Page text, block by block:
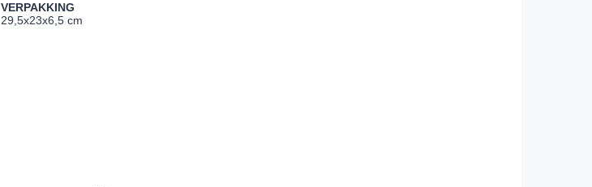
VERPAKKING
29,5x23x6,5 cm